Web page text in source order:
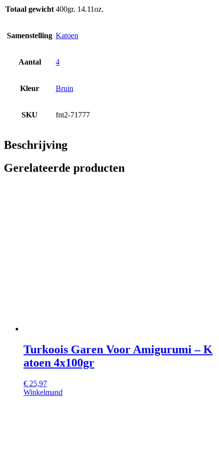
Totaal gewicht 400gr. 14.11oz.
Samenstelling Katoen
Aantal 4
Kleur Bruin
SKU fnt2-71777
Beschrijving
Gerelateerde producten
Turkoois Garen Voor Amigurumi – K
atoen 4x100gr
€ 25,97
Winkelmand